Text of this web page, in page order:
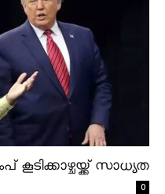
കൂടിക്കാഴ്ചയ്ക്ക് സാധ്യത
0